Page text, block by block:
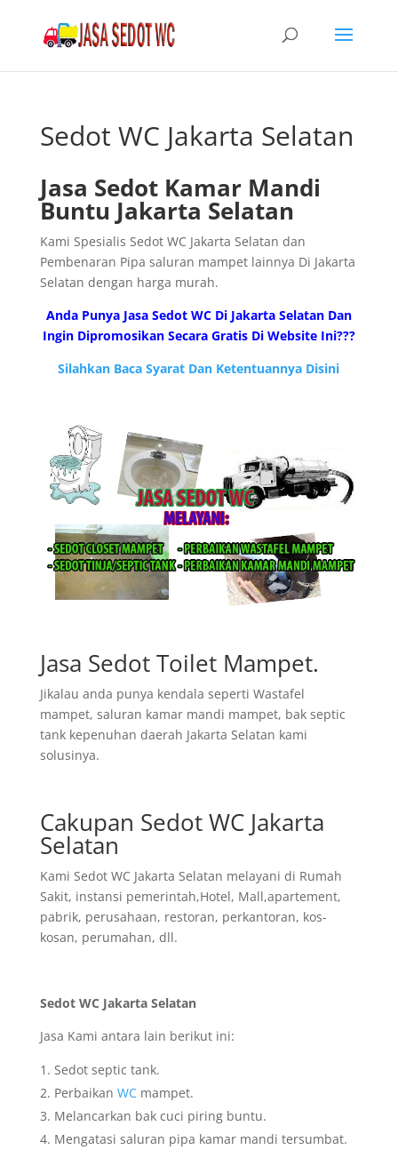
Sedot WC Jakarta Selatan
Jasa Sedot Kamar Mandi
Buntu Jakarta Selatan
Kami Spesialis Sedot WC Jakarta Selatan dan
Pembenaran Pipa saluran mampet lainnya Di Jakarta
Selatan dengan harga murah.
Anda Punya Jasa Sedot WC Di Jakarta Selatan Dan
Ingin Dipromosikan Secara Gratis Di Website Ini???
Silahkan Baca Syarat Dan Ketentuannya Disini
Jasa Sedot Toilet Mampet.
Jikalau anda punya kendala seperti Wastafel
mampet, saluran kamar mandi mampet, bak septic
tank kepenuhan daerah Jakarta Selatan kami
solusinya.
Cakupan Sedot WC Jakarta
Selatan
Kami Sedot WC Jakarta Selatan melayani di Rumah
Sakit, instansi pemerintah,Hotel, Mall,apartement,
pabrik, perusahaan, restoran, perkantoran, kos-
kosan, perumahan, dll.
Sedot WC Jakarta Selatan
Jasa Kami antara lain berikut ini:
Sedot septic tank.
Perbaikan WCmampet.
Melancarkan bak cuci piring buntu.
Mengatasi saluran pipa kamar mandi tersumbat.